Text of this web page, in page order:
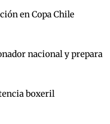
en Copa Chile
nacional y prepara
boxeril